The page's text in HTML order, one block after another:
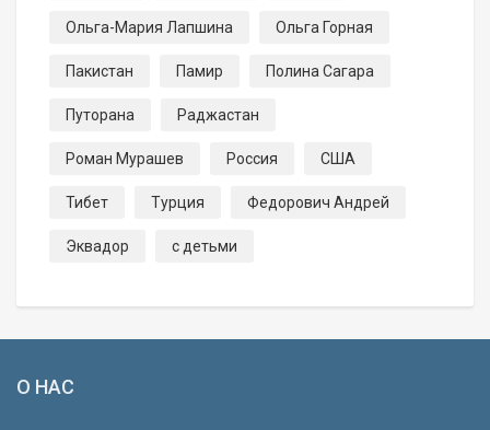
Ольга-Мария Лапшина Ольга Горная
Пакистан Памир Полина Сагара
Путорана Раджастан
Роман Мурашев Россия США
Тибет Турция Федорович Андрей
Эквадор с детьми
О НАС